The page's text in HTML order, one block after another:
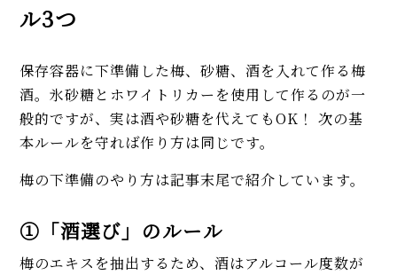
ル3つ
保存容器に下準備した梅、砂糖、酒を入れて作る梅
酒。氷砂糖とホワイトリカーを使用して作るのが一
般的ですが、実は酒や砂糖を代えてもOK！ 次の基
本ルールを守れば作り方は同じです。
梅の下準備のやり方は記事末尾で紹介しています。
①「酒選び」のルール
梅のエキスを抽出するため、酒はアルコール度数が